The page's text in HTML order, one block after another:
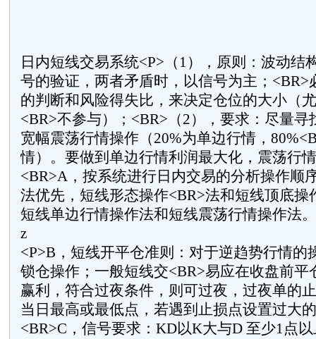
日内短线交易系统<P>（1），原则：波动结
号的验证，两者矛盾时，以信号为主；<BR>
的判断和风险得失比，来决定仓位的大小（
<BR>不参与）；<BR>（2），要求：尽量寻
宽幅震荡行情操作（20%为单边行情，
情）。要做到单边行情利润最大化，震荡行
<BR>A，按系统进行日内交易的分析操作顺
法优先，短线形态操作<BR>法和短线顶底操
短线单边行情操作法和短线震荡行情操作法
z
<P>B，短线开平仓准则：对于逆趋势行情的
锁仓操作；一般短线交<BR>易应在收盘前平
赢利，符合过夜条件，则可过夜，过夜单的
当日最高或最低点，若遇到止损点设置过大
<BR>C，信号要求：KD以K大与D 至少1点